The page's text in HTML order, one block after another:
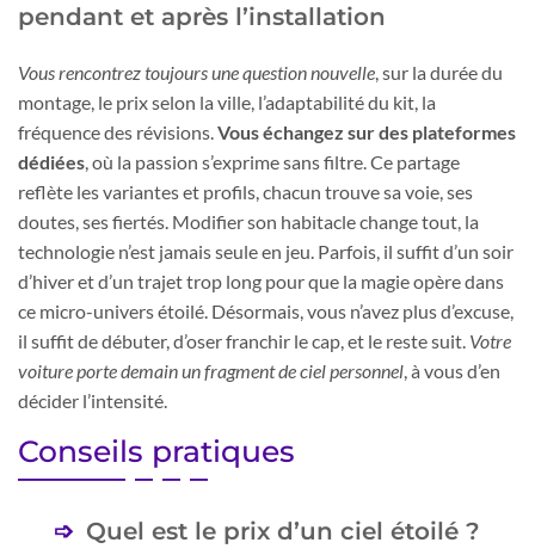
pendant et après l’installation
Vous rencontrez toujours une question nouvelle, sur la durée du
montage, le prix selon la ville, l’adaptabilité du kit, la
fréquence des révisions.Vous échangez sur des plateformes
dédiées, où la passion s’exprime sans filtre. Ce partage
reflète les variantes et profils, chacun trouve sa voie, ses
doutes, ses fiertés. Modifier son habitacle change tout, la
technologie n’est jamais seule en jeu. Parfois, il suffit d’un soir
d’hiver et d’un trajet trop long pour que la magie opère dans
ce micro-univers étoilé. Désormais, vous n’avez plus d’excuse,
il suffit de débuter, d’oser franchir le cap, et le reste suit. Votre
voiture porte demain un fragment de ciel personnel, à vous d’en
décider l’intensité.
Conseils pratiques
Quel est le prix d’un ciel étoilé ?